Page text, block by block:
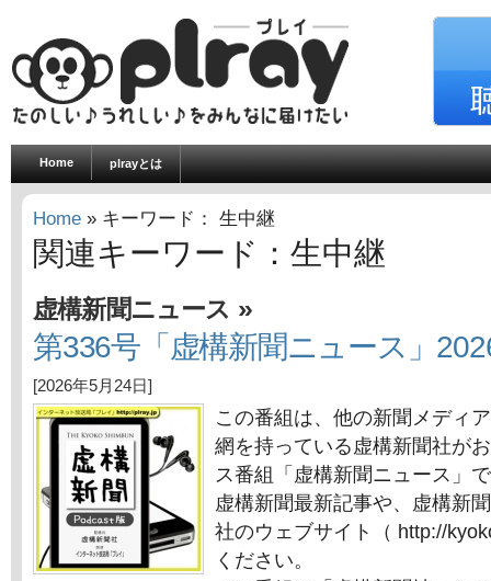
Home plrayとは
Home » キーワード： 生中継
関連キーワード：生中継
虚構新聞ニュース »
第336号「虚構新聞ニュース」
[2026年5月24日]
この番組は、他の新聞メディ
網を持っている虚構新聞社が
ス番組「虚構新聞ニュース」
虚構新聞最新記事や、虚構新
社のウェブサイト（ http://
ください。